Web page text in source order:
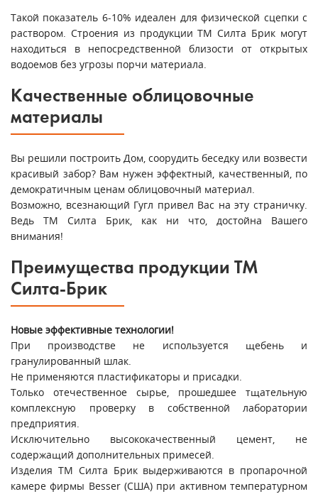
Такой показатель 6-10% идеален для физической сцепки с
раствором. Строения из продукции ТМ Силта Брик могут
находиться в непосредственной близости от открытых
водоемов без угрозы порчи материала.
Качественные облицовочные
материалы
Вы решили построить Дом, соорудить беседку или возвести
красивый забор? Вам нужен эффектный, качественный, по
демократичным ценам облицовочный материал.
Возможно, всезнающий Гугл привел Вас на эту страничку.
Ведь ТМ Силта Брик, как ни что, достойна Вашего
внимания!
Преимущества продукции ТМ
Силта-Брик
Новые эффективные технологии!
При производстве не используется щебень и
гранулированный шлак.
Не применяются пластификаторы и присадки.
Только отечественное сырье, прошедшее тщательную
комплексную проверку в собственной лаборатории
предприятия.
Исключительно высококачественный цемент, не
содержащий дополнительных примесей.
Изделия ТМ Силта Брик выдерживаются в пропарочной
камере фирмы Besser (США) при активном температурном